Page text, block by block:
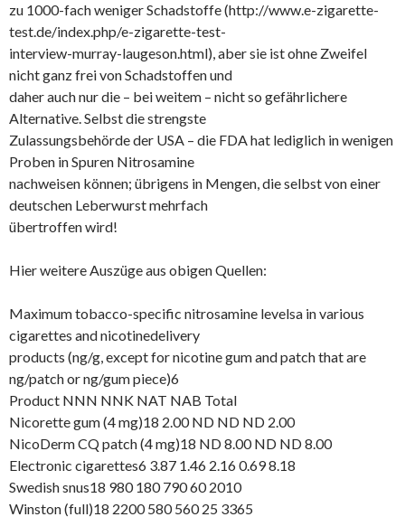
zu 1000-fach weniger Schadstoffe (http://www.e-zigarette-
test.de/index.php/e-zigarette-test-
interview-murray-laugeson.html), aber sie ist ohne Zweifel
nicht ganz frei von Schadstoffen und
daher auch nur die – bei weitem – nicht so gefährlichere
Alternative. Selbst die strengste
Zulassungsbehörde der USA – die FDA hat lediglich in wenigen
Proben in Spuren Nitrosamine
nachweisen können; übrigens in Mengen, die selbst von einer
deutschen Leberwurst mehrfach
übertroffen wird!
Hier weitere Auszüge aus obigen Quellen:
Maximum tobacco-specific nitrosamine levelsa in various
cigarettes and nicotinedelivery
products (ng/g, except for nicotine gum and patch that are
ng/patch or ng/gum piece)6
Product NNN NNK NAT NAB Total
Nicorette gum (4 mg)18 2.00 ND ND ND 2.00
NicoDerm CQ patch (4 mg)18 ND 8.00 ND ND 8.00
Electronic cigarettes6 3.87 1.46 2.16 0.69 8.18
Swedish snus18 980 180 790 60 2010
Winston (full)18 2200 580 560 25 3365